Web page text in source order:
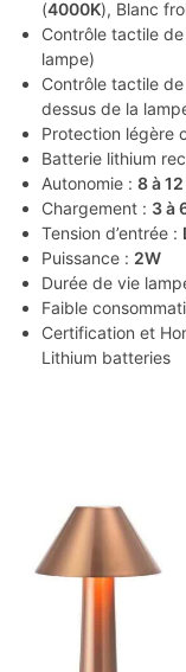
(4000K), Blanc
Contrôle tactile
lampe)
Contrôle tactile
dessus de la
Protection légère
Batterie lithium
Autonomie : 8 à
Chargement : 3 à
Tension d’entrée :
Puissance : 2W
Durée de vie
Faible
Certification et
Lithium batteries